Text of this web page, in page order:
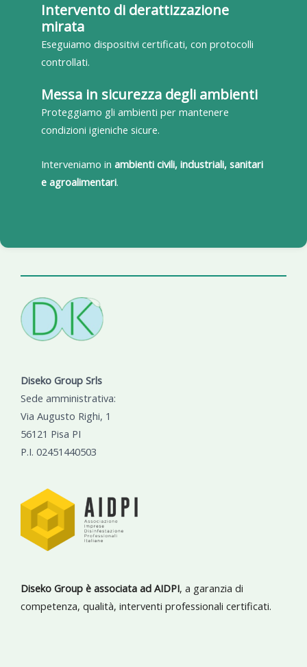
Intervento di derattizzazione
mirata
Eseguiamo dispositivi certificati, con protocolli
controllati.
Messa in sicurezza degli ambienti
Proteggiamo gli ambienti per mantenere
condizioni igieniche sicure.
Interveniamo in ambienti civili, industriali, sanitari
e agroalimentari.
Diseko Group Srls
Sede amministrativa:
Via Augusto Righi, 1
56121 Pisa PI
P.I. 02451440503
Diseko Group è associata ad AIDPI, a garanzia di
competenza, qualità, interventi professionali certificati.